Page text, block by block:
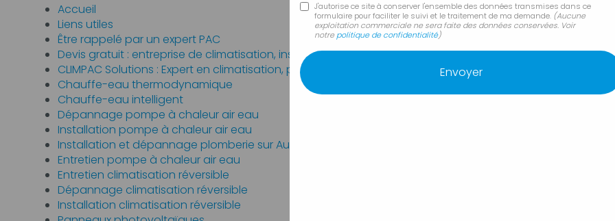
Accueil
Liens utiles
Être rappelé par un expert PAC
Devis gratuit : entreprise de climatisation, installateur pompe à chaleur, plombier - CLIMPAC SOLUTIONS
CLIMPAC Solutions : Expert en climatisation, pompe à chaleur et photovoltaïque en région PACA
Chauffe-eau thermodynamique
Chauffe-eau intelligent
Dépannage pompe à chaleur air eau
Installation pompe à chaleur air eau
Installation et dépannage plomberie sur Aubagne réalisé par ClimPac Solutions
Entretien pompe à chaleur air eau
Entretien climatisation réversible
Dépannage climatisation réversible
Installation climatisation réversible
J'autorise ce site à conserver l'ensemble des données transmises dans ce
formulaire pour faciliter le suivi et le traitement de ma demande. (Aucune
exploitation commerciale ne sera faite des données conservées. Voir
notre politique de confidentialité)